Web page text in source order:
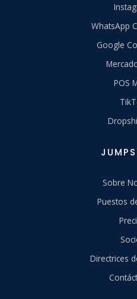
WhatsApp
Google
POS
Sobre
Puestos
Directrices